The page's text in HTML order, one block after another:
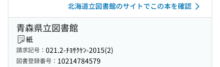
北海道立図書館のサイトでこの本を確認
青森県立図書館
紙
請求記号： 021.2-ﾁﾖｻｸｹﾝ-2015(2)
図書登録番号： 10214784579